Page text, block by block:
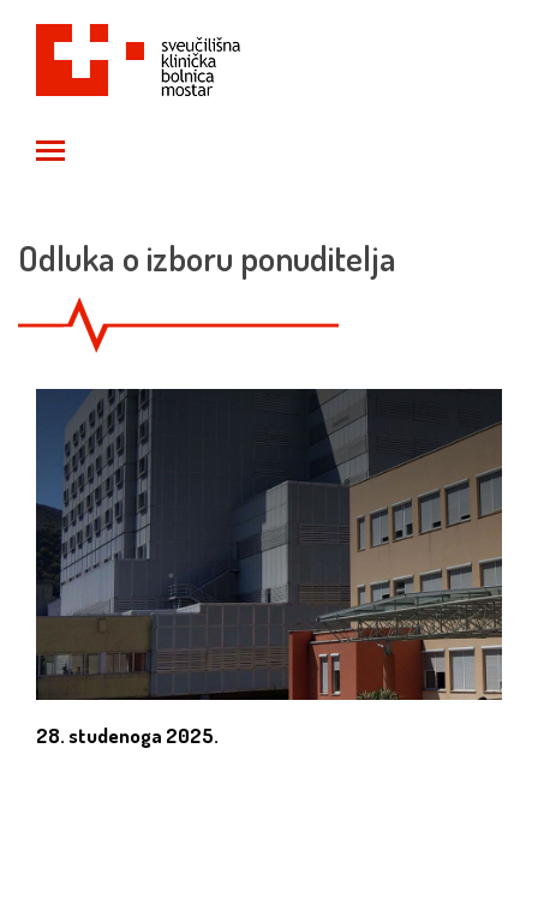
Odluka o izboru ponuditelja
28. studenoga 2025.